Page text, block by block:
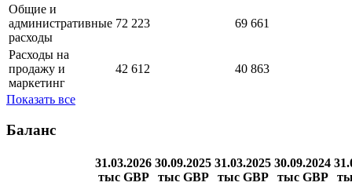
Общие и
административные
расходы
72 223 69 661
Расходы на
продажу и
маркетинг
42 612 40 863
Показать все
Баланс
31.03.2026
тыс GBP
30.09.2025
тыс GBP
31.03.2025
тыс GBP
30.09.2024
тыс GBP